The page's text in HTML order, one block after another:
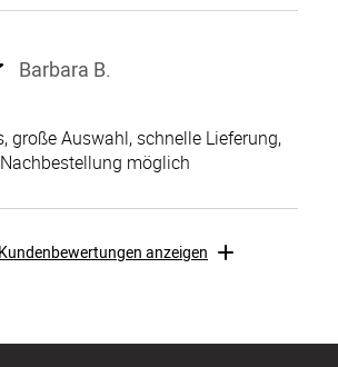
Barbara B.
große Auswahl, schnelle Lieferung,
möglich
anzeigen